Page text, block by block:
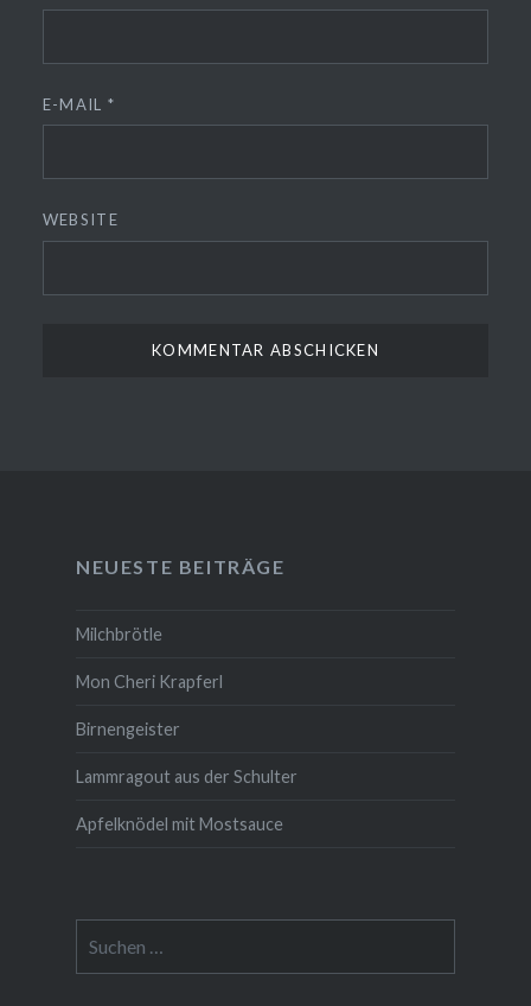
E-MAIL *
WEBSITE
NEUESTE BEITRÄGE
Milchbrötle
Mon Cheri Krapferl
Birnengeister
Lammragout aus der Schulter
Apfelknödel mit Mostsauce
nach: